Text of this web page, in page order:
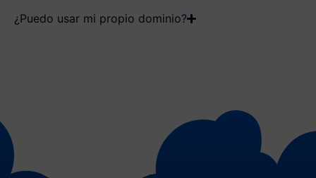
¿Puedo usar mi propio dominio?